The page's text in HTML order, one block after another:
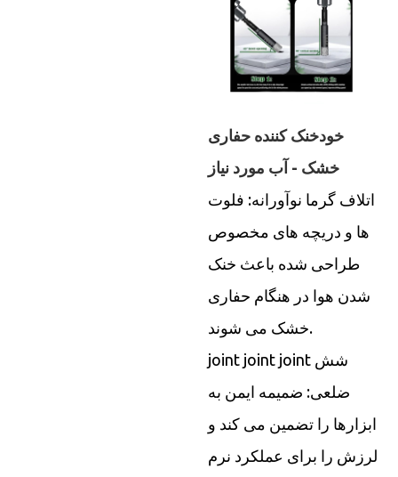
خودخنک کننده حفاری
خشک - آب مورد نیاز
اتلاف گرما نوآورانه: فلوت
ها و دریچه های مخصوص
طراحی شده باعث خنک
شدن هوا در هنگام حفاری
خشک می شوند.
joint joint joint شش
ضلعی: ضمیمه ایمن به
ابزارها را تضمین می کند و
لرزش را برای عملکرد نرم